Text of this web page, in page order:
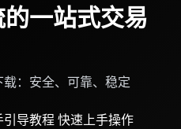
一站式交易
：安全、可靠、稳定
导教程 快速上手操作